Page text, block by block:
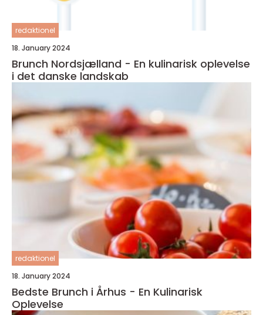
redaktionel
18. January 2024
Brunch Nordsjælland - En kulinarisk oplevelse
i det danske landskab
redaktionel
18. January 2024
Bedste Brunch i Århus - En Kulinarisk
Oplevelse